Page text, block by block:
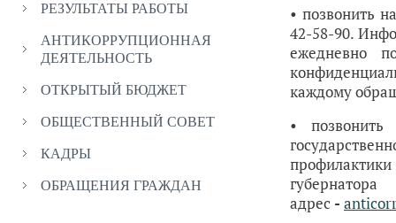
РЕЗУЛЬТАТЫ РАБОТЫ
АНТИКОРРУПЦИОННАЯ
ДЕЯТЕЛЬНОСТЬ
ОТКРЫТЫЙ БЮДЖЕТ
ОБЩЕСТВЕННЫЙ СОВЕТ
КАДРЫ
ОБРАЩЕНИЯ ГРАЖДАН
• позвонить
42-58-90.
ежедневно
каждому
•
адрес -